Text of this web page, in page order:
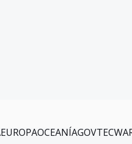
EUROPAOCEANÍAGOVTEC